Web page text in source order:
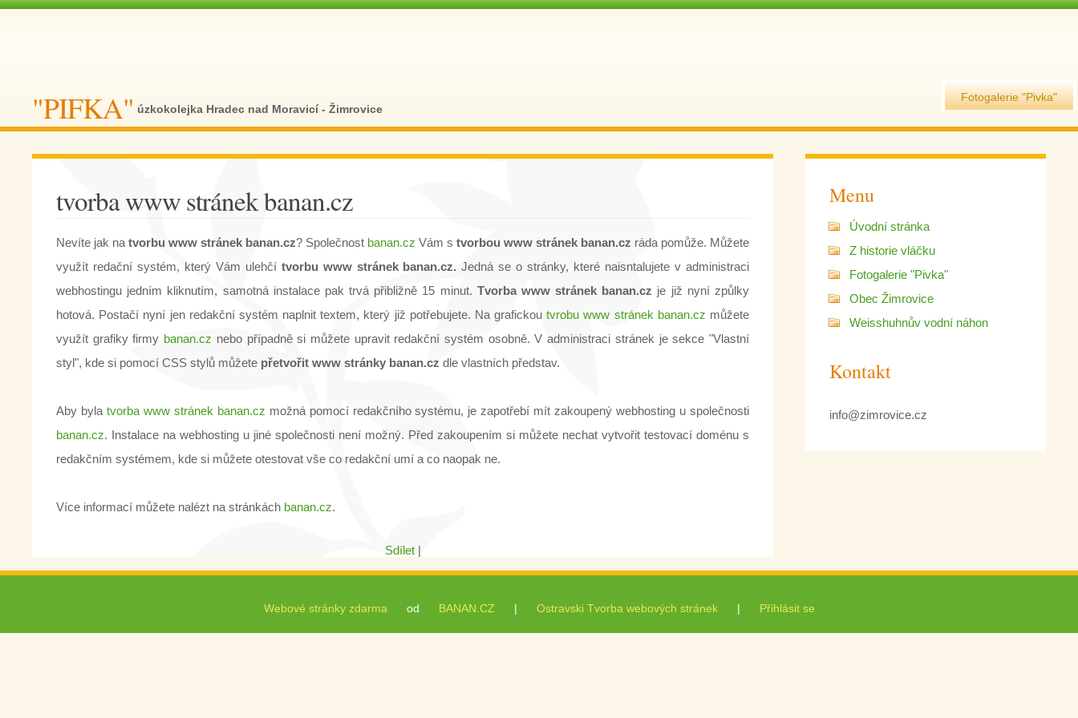
"PIFKA" úzkokolejka Hradec nad Moravicí - Žimrovice
Fotogalerie "Pivka"
Menu
Úvodní stránka
Z historie vláčku
Fotogalerie "Pivka"
Obec Žimrovice
Weisshuhnův vodní náhon
Kontakt
info@zimrovice.cz
tvorba www stránek banan.cz
Nevíte jak na tvorbu www stránek banan.cz? Společnost banan.cz Vám s tvorbou www stránek banan.cz ráda pomůže. Můžete
využít redační systém, který Vám ulehčítvorbu www stránek banan.cz. Jedná se o stránky, které naisntalujete v administraci
webhostingu jedním kliknutím, samotná instalace pak trvá přibližně 15 minut. Tvorba www stránek banan.cz je již nyní způlky
hotová. Postačí nyní jen redakční systém naplnit textem, který již potřebujete. Na grafickou tvrobu www stránek banan.cz můžete
využít grafiky firmy banan.cz nebo případně si můžete upravit redakční systém osobně. V administraci stránek je sekce "Vlastní
styl", kde si pomocí CSS stylů můžete přetvořit www stránky banan.cz dle vlastních představ.
Aby bylatvorba www stránek banan.cz možná pomocí redakčního systému, je zapotřebí mít zakoupený webhosting u společnosti
banan.cz. Instalace na webhosting u jiné společnosti není možný. Před zakoupením si můžete nechat vytvořit testovací doménu s
redakčním systémem, kde si můžete otestovat vše co redakční umí a co naopak ne.
Více informací můžete nalézt na stránkách banan.cz.
Sdílet |
Webové stránky zdarma od BANAN.CZ | Ostravski Tvorba webových stránek | Přihlásit se